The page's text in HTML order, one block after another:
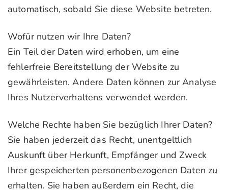
automatisch, sobald Sie diese Website betreten.
Wofür nutzen wir Ihre Daten?
Ein Teil der Daten wird erhoben, um eine
fehlerfreie Bereitstellung der Website zu
gewährleisten. Andere Daten können zur Analyse
Ihres Nutzerverhaltens verwendet werden.
Welche Rechte haben Sie bezüglich Ihrer Daten?
Sie haben jederzeit das Recht, unentgeltlich
Auskunft über Herkunft, Empfänger und Zweck
Ihrer gespeicherten personenbezogenen Daten zu
erhalten. Sie haben außerdem ein Recht, die